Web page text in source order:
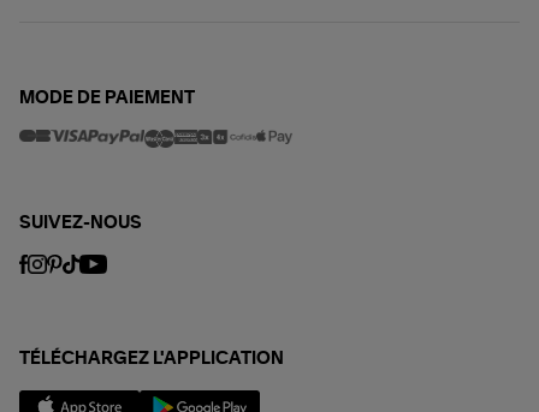
MODE DE PAIEMENT
SUIVEZ-NOUS
TÉLÉCHARGEZ L'APPLICATION